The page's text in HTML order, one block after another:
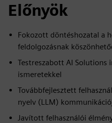
Előnyök
Fokozott döntéshozatal a
feldolgozásnak
Testreszabott AI Solutions
ismeretekkel
Továbbfejlesztett
nyelv (LLM)
Javított felhasználói